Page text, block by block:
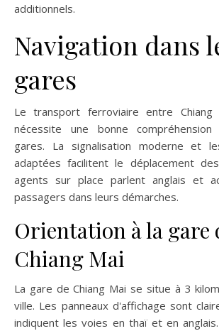
additionnels.
Navigation dans
gares
Le transport ferroviaire entre Chiang
nécessite une bonne
gares. La signalisation moderne et
adaptées facilitent le déplacement
agents sur place parlent anglais et
passagers dans leurs démarches.
Orientation à la gare
Chiang Mai
La gare de Chiang Mai se situe à 3
ville. Les panneaux d'affichage sont
indiquent les voies en thaï et en